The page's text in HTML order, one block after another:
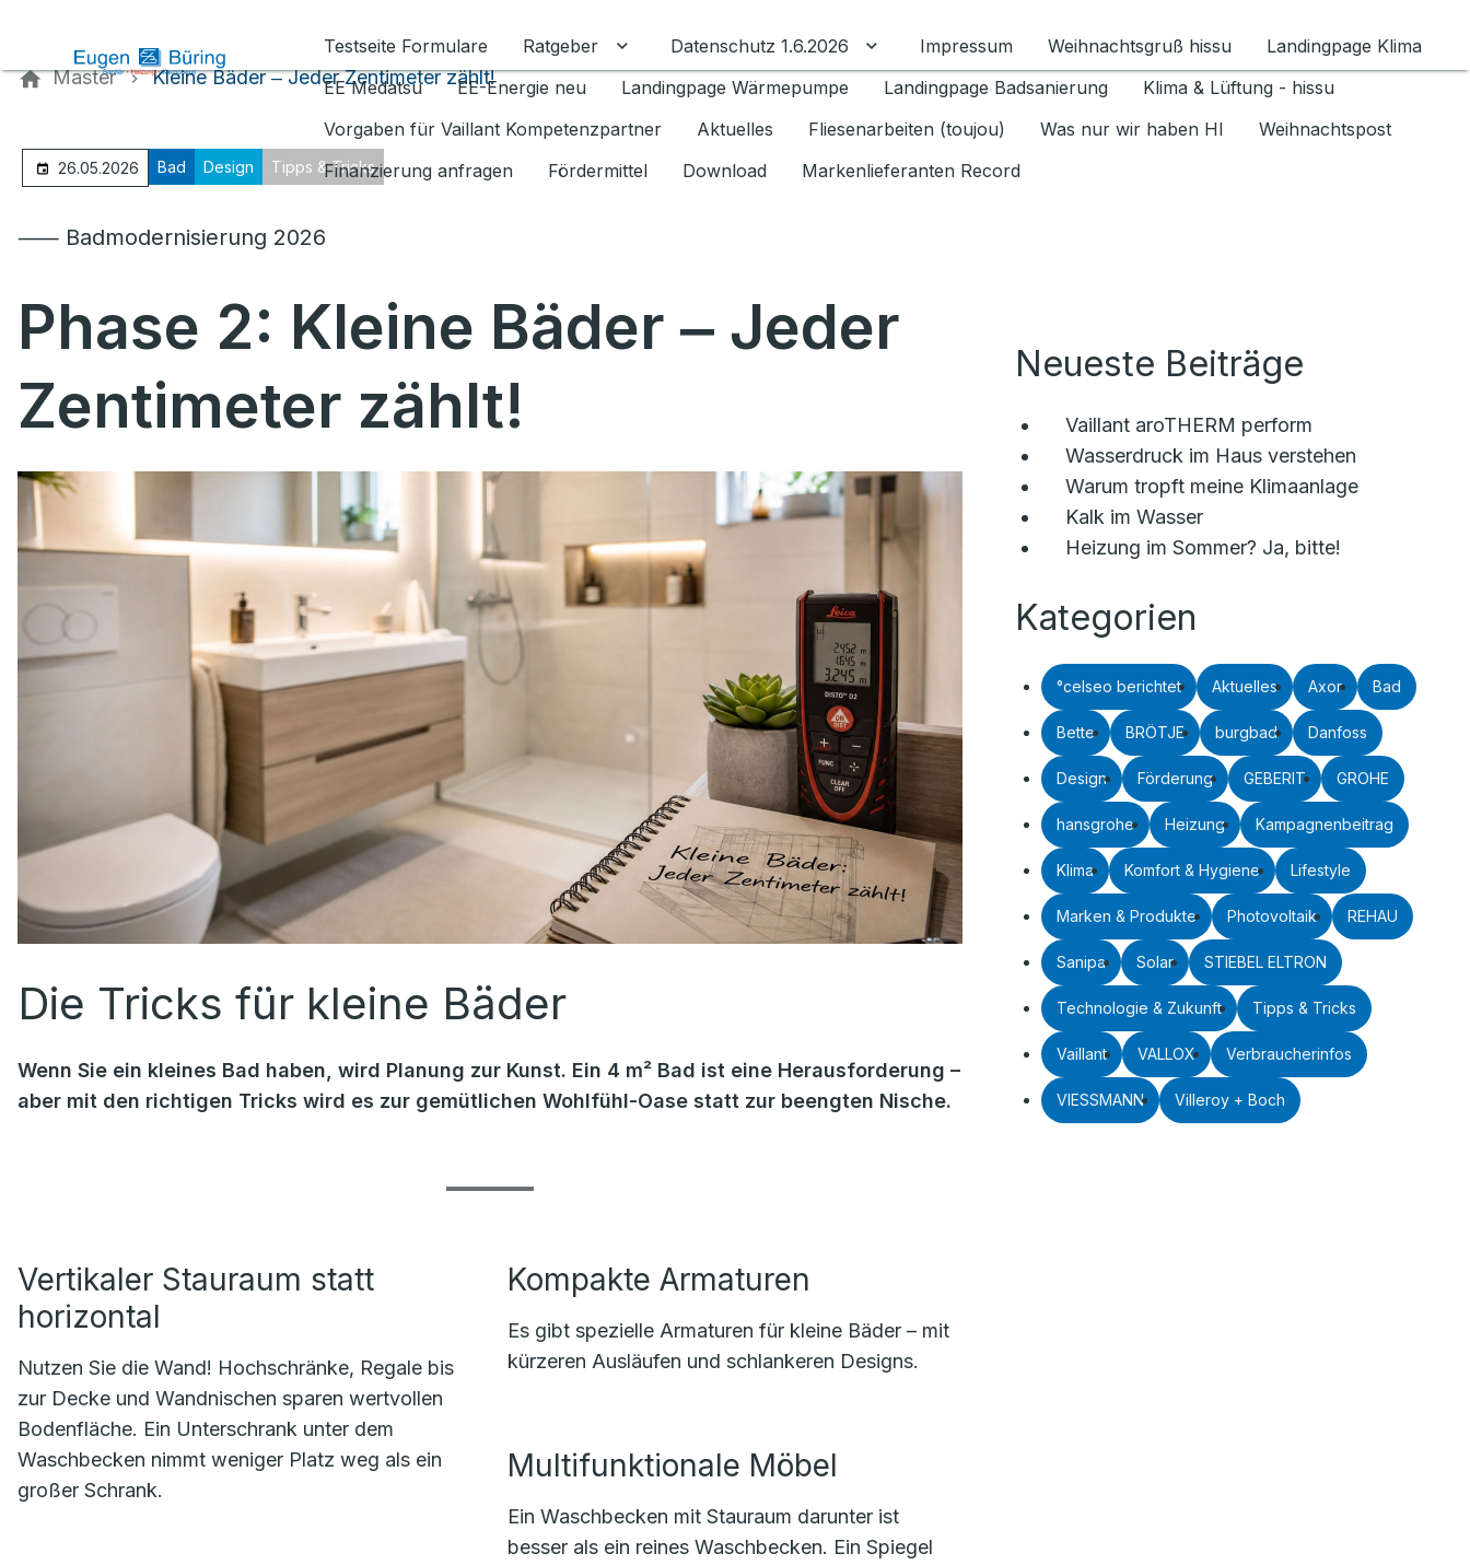
Testseite Formulare
Ratgeber Untermenü für Ratgeber umschalten
Datenschutz 1.6.2026 Untermenü für Datenschutz 1.6.2026 umschalten
Impressum Weihnachtsgruß hissu
Landingpage Klima
EE Medatsu
EE-Energie neu Landingpage Wärmepumpe Landingpage Badsanierung
Klima & Lüftung - hissu
Vorgaben für Vaillant Kompetenzpartner
Aktuelles Fliesenarbeiten (toujou) Was nur wir haben HI
Weihnachtspost
Finanzierung anfragen
Fördermittel Download Markenlieferanten Record
Master Kleine Bäder ‒ Jeder Zentimeter zählt!
26.05.2026 Bad Design Tipps & Tricks
⸺ Badmodernisierung 2026
Phase 2: Kleine Bäder ‒ Jeder
Zentimeter zählt!
Die Tricks für kleine Bäder
Wenn Sie ein kleines Bad haben, wird Planung zur Kunst. Ein 4 m² Bad ist eine Herausforderung –
aber mit den richtigen Tricks wird es zur gemütlichen Wohlfühl-Oase statt zur beengten Nische.
Vertikaler Stauraum statt
horizontal
Nutzen Sie die Wand! Hochschränke, Regale bis
zur Decke und Wandnischen sparen wertvollen
Bodenfläche. Ein Unterschrank unter dem
Waschbecken nimmt weniger Platz weg als ein
großer Schrank.
Kompakte Armaturen
Es gibt spezielle Armaturen für kleine Bäder – mit
kürzeren Ausläufen und schlankeren Designs.
Multifunktionale Möbel
Ein Waschbecken mit Stauraum darunter ist
besser als ein reines Waschbecken. Ein Spiegel
Neueste Beiträge
Vaillant aroTHERM perform
Wasserdruck im Haus verstehen
Warum tropft meine Klimaanlage
Kalk im Wasser
Heizung im Sommer? Ja, bitte!
Kategorien
°celseo berichtet Aktuelles Axor Bad
Bette BRÖTJE burgbad Danfoss
Design Förderung GEBERIT GROHE
hansgrohe Heizung Kampagnenbeitrag
Klima Komfort & Hygiene Lifestyle
Marken & Produkte Photovoltaik REHAU
Sanipa Solar STIEBEL ELTRON
Technologie & Zukunft Tipps & Tricks
Vaillant VALLOX Verbraucherinfos
VIESSMANN Villeroy + Boch